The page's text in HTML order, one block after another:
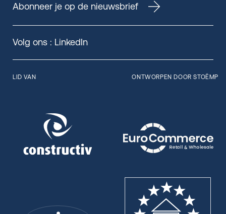
Abonneer je op de nieuwsbrief
Volg ons : LinkedIn
LID VAN ONTWORPEN DOOR STOËMP